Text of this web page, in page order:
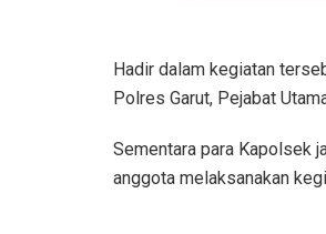
Hadir dalam kegiatan
Polres Garut, Pejabat
Sementara para Kapolsek
anggota melaksanakan